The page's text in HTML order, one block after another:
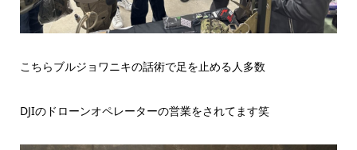
こちらブルジョワニキの話術で足を止める人多数
DJIのドローンオペレーターの営業をされてます笑